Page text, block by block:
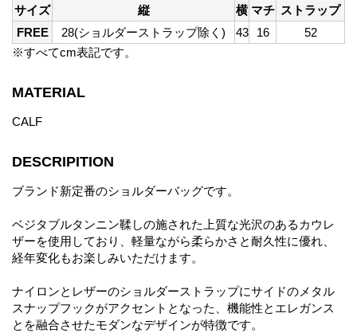
サイズ 縦 横 マチ ストラップ
FREE
28(ショルダーストラップ除く) 43 16
52
※すべてcm表記です。
MATERIAL
CALF
DESCRIPITION
ブランド新定番のショルダーバッグです。
ベジタブルタンニン鞣しの施された上質な光沢のあるカウレ
ザーを使用しており、軽量ながら柔らかさと耐久性に優れ、
経年変化もお楽しみいただけます。
ナイロンとレザーのショルダーストラップにサイドのメタル
スナップフックがアクセントとなった、機能性とエレガンス
とを融合させたモダンなデザインが特徴です。